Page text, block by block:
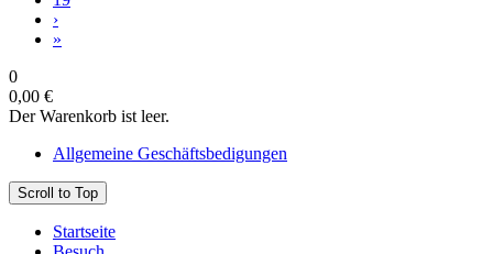
›
»
0
0,00 €
Der Warenkorb ist leer.
Allgemeine Geschäftsbedigungen
Scroll to Top
Startseite